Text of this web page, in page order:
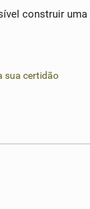
construir
sua certidão